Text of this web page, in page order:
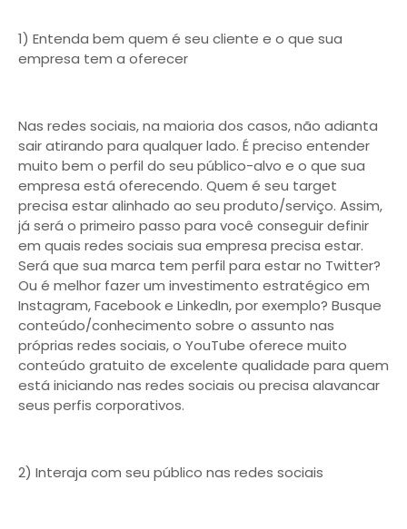
1) Entenda bem quem é seu cliente e o que sua
empresa tem a oferecer
Nas redes sociais, na maioria dos casos, não adianta
sair atirando para qualquer lado. É preciso entender
muito bem o perfil do seu público-alvo e o que sua
empresa está oferecendo. Quem é seu target
precisa estar alinhado ao seu produto/serviço. Assim,
já será o primeiro passo para você conseguir definir
em quais redes sociais sua empresa precisa estar.
Será que sua marca tem perfil para estar no Twitter?
Ou é melhor fazer um investimento estratégico em
Instagram, Facebook e LinkedIn, por exemplo? Busque
conteúdo/conhecimento sobre o assunto nas
próprias redes sociais, o YouTube oferece muito
conteúdo gratuito de excelente qualidade para quem
está iniciando nas redes sociais ou precisa alavancar
seus perfis corporativos.
2) Interaja com seu público nas redes sociais